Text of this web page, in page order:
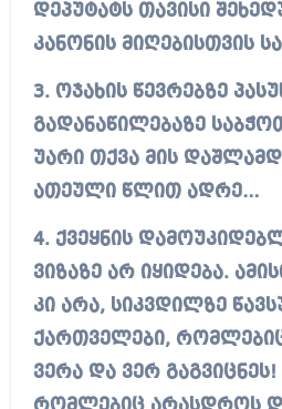
დეპუტატს თავისი
კანონის მიღებისთვის
3. ოჯახის წევრებზე
გადანაწილებაზე
უარი თქვა მის
ათეული წლით ადრე…
4. ქვეყნის
ვიზაზე არ იყიდება.
კი არა, სიკვდილზე
ქართველები,
ვერა და ვერ